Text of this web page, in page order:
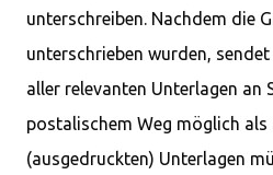
unterschreiben. Nachdem die
unterschrieben wurden,
aller relevanten Unterlagen an
postalischem Weg möglich als
(ausgedruckten) Unterlagen